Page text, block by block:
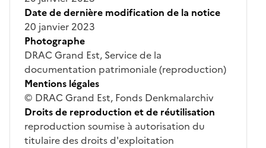
Date de dernière modification de la notice
20 janvier 2023
Photographe
DRAC Grand Est, Service de la
documentation patrimoniale (reproduction)
Mentions légales
© DRAC Grand Est, Fonds Denkmalarchiv
Droits de reproduction et de réutilisation
reproduction soumise à autorisation du
titulaire des droits d'exploitation